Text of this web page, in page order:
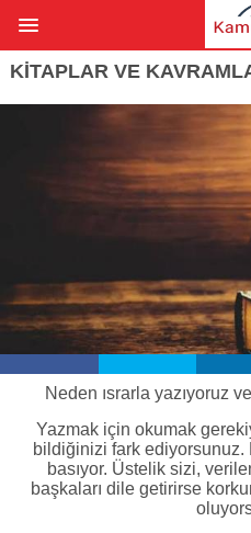
KİTAPLAR VE
Neden ısrarla yazıyoruz
Yazmak için okumak
bildiğinizi fark ediyorsunuz.
basıyor. Üstelik sizi,
başkaları dile getirirse